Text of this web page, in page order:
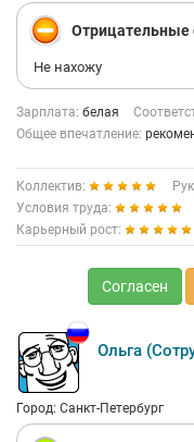
Отрицательные
Не нахожу
Зарплата: белая
Общее впечатление:
Коллектив:
Условия труда:
Карьерный рост:
Согласен
Ольга
Город: Санкт-Петербург